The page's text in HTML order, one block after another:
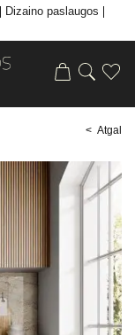
Dizaino paslaugos
< Atgal